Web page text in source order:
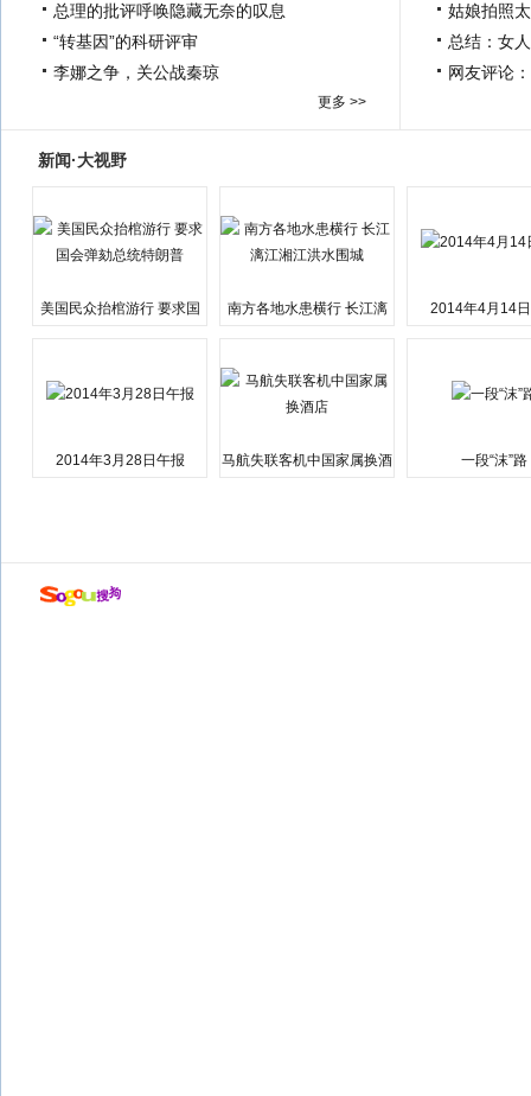
总理的批评呼唤隐藏无奈的叹息
“转基因”的科研评审
李娜之争，关公战秦琼
更多 >>
姑娘拍照
总结：女
网友评论
新闻·大视野
美国民众抬棺游行 要求国
南方各地水患横行 长江漓
2014年4月14
2014年3月28日午报
马航失联客机中国家属换酒
一段“沫”路